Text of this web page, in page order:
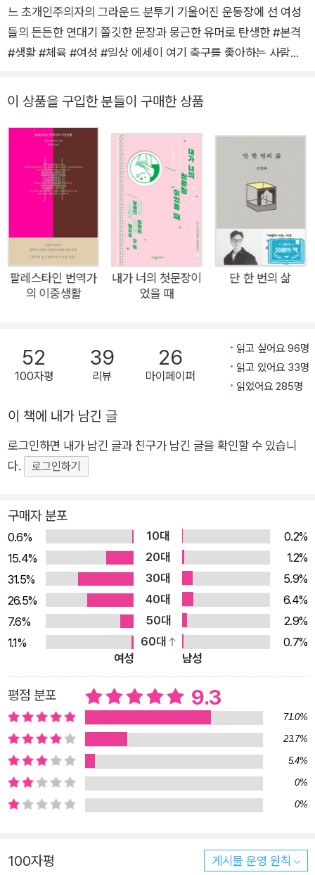
느 초개인주의자의 그라운드 분투기 기울어진 운동장에 선 여성
들의 든든한 연대기 쫄깃한 문장과 뭉근한 유머로 탄생한 #본격
#생활 #체육 #여성 #일상 에세이 여기 축구를 좋아하는 사람들
다? 이상할 것 없습니다. 당연하게도, 축구를 좋아하는 사람과 축
치』로 알려진 영국의 축덕 작가 닉 혼비를 연상시키는 이름의 신
인 작가 김혼비의 본격 생활 체육 에세이 『우아하고 호쾌한 여자
축구』는 축구 좋아하고, 축구를 직접 하는 것은 미치도록 좋아하
는 여자들의 이야기입니다. 축구를 잘하고 싶어서 근육을 키우고,
축구하는 데 거추장스러워 머리를 짧게 치는 이들의 이야기죠. 그
리고 그렇게 할 기회를 알게 모르게 놓쳐 왔던 당신의 이야기임은
물론입니다. 로빙슛처럼 우아하고, 오버래핑처럼 호쾌한 김혼비
의 문장을 만나는 순간, 누구라도 달리고 싶어질 거예요. 이미 달
리고 있을지도 모르죠. 우아하고, 호쾌하게. ■ 우아하게 로빙슛
왕초보 김혼비. 역시나 얼결에 입단 첫날부터 연습 경기에 투입되
고 마는데…… 신입의 대인 마크에 막혀 화가 난 시니어 팀 할아버
사하게 신입한테 시비 걸 거예요? 이렇게 치사하게 살다 갈 거
야?”라고 당사자인 혼비 대신 받아치는 주장의 서슬까지. 혼비
씨는 모든 것이 새롭고 놀랍고 굉장합니다. 발야구나 피구밖에 허
용되지 않았던 여자들이 각각의 이유로 우연히 모여 킥 연습을 하
고, 축구를 좋아하기 때문이죠. 그러나 누군가에게는 여자가 축구
를 하는 게 여전히 이상한 모양입니다. 상대가 여자라면, 그가 국
가대표 출신이라 해도 불구하고 굳이 축구를 가르치려는 꼭 남자
가 있을 거라는 상상은 자연스럽습니다. “그냥 한 번만 꺾어도 될
건데, 왜 굳이 두 번 세 번 꺾어?”라고 말하는 남자 1호와 그 옆의
2호 앞에서 우리의 여자 축구팀 선수 출신은 어떻게 대처할까요?
설마…… 두 번 세 번 꺾은 후에 로빙슛을? ■ 호쾌하게 오버래핑
초개인주의자라고 줄기차게 주장해 온 김혼비 씨는 어느새 축구
팀의 일원이 되어 언니들의 눈치도 살피고, 동생들의 고민을 들어
주기도 합니다. 그리고 더욱 당당한 일원이 되기 위해 연습 또 연
습에 매진하죠. 묵묵히 인사이드킥을 익히고 전방을 본 채 드리블
을 하기 위해 혼신을 다해 감독의 지시를 따릅니다. 그런 그도 축
구의 결정물, ‘골’에 대한 욕심은 굳이 숨기지 않는데요. 아직 부
족한 실력 아래에서 혼비 씨가 찾은 방법은 바로 리바운드! ‘주워
먹기’라고도 부르죠. 치차리토와 인자기가 잘한다는 그것. 맨유
것. 마음을 먹은 김혼비 씨는 코너킥마다 공격 진영까지 올라가
리바운드를 노립니다. 호쾌하게 오버래핑할 수 있을 그날을 꿈꾸
이 상품을 구입한 분들이 구매한 상품
팔레스타인 번역가
의 이중생활
내가 너의 첫문장이
었을 때
단 한 번의 삶
52
100자평
39
리뷰
26
마이페이퍼
읽고 싶어요 96명
읽고 있어요 33명
읽었어요 285명
이 책에 내가 남긴 글
로그인하면 내가 남긴 글과 친구가 남긴 글을 확인할 수 있습니
다.
로그인하기
구매자 분포
0.6% 10대
0.2%
15.4%
20대
1.2%
31.5%
30대
5.9%
26.5%
40대
6.4%
7.6%
50대
2.9%
1.1%
60대
0.7%
여성
남성
평점 분포 9.3
71.0%
23.7%
5.4%
0%
0%
100자평 게시물 운영 원칙